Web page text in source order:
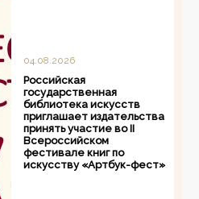
04.08.2026
Российская
государственная
библиотека искусств
приглашает издательства
принять участие во II
Всероссийском
фестивале книг по
искусству «Артбук-фест»